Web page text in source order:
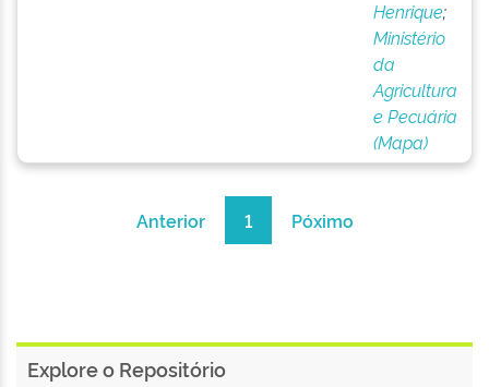
Henrique;
Ministério
da
Agricultura
e Pecuária
(Mapa)
Anterior 1 Póximo
Explore o Repositório